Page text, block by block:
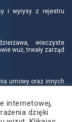
i wyrysy z rejestru
wieczyste
wuż, trwały zarząd
umowy oraz innych
na rachunek Urzędu
internetowej,
dzięki